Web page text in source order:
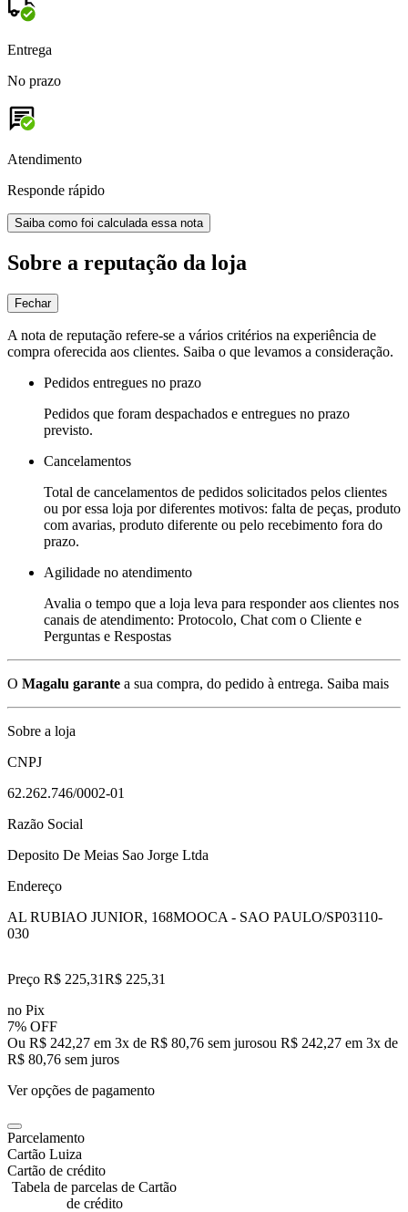
Entrega
No prazo
Atendimento
Responde rápido
Saiba como foi calculada essa nota
Sobre a reputação da loja
Fechar
A nota de reputação refere-se a vários critérios na experiência de
compra oferecida aos clientes. Saiba o que levamos a consideração.
Pedidos entregues no prazo
Pedidos que foram despachados e entregues no prazo
previsto.
Cancelamentos
Total de cancelamentos de pedidos solicitados pelos clientes
ou por essa loja por diferentes motivos: falta de peças, produto
com avarias, produto diferente ou pelo recebimento fora do
prazo.
Agilidade no atendimento
Avalia o tempo que a loja leva para responder aos clientes nos
canais de atendimento: Protocolo, Chat com o Cliente e
Perguntas e Respostas
O Magalu garante a sua compra, do pedido à entrega. Saiba mais
Sobre a loja
CNPJ
62.262.746/0002-01
Razão Social
Deposito De Meias Sao Jorge Ltda
Endereço
AL RUBIAO JUNIOR, 168MOOCA - SAO PAULO/SP03110-
030
Preço R$ 225,31R$ 225,31
no Pix
7% OFF
Ou R$ 242,27 em 3x de R$ 80,76 sem jurosou R$ 242,27 em 3x de
R$ 80,76 sem juros
Ver opções de pagamento
Parcelamento
Cartão Luiza
Cartão de crédito
Tabela de parcelas de Cartão
de crédito